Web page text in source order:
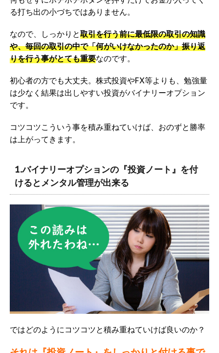
る打ち出の小づちではありません。
なので、しっかりと取引を行う前に最低限の取引の知識
や、毎回の取引の中で「何がいけなかったのか」振り返
りを行う事がとても重要なのです。
初心者の方でも大丈夫。株式投資やFX等よりも、勉強量
は少なく結果は出しやすい投資がバイナリーオプション
です。
コツコツこういう事を積み重ねていけば、おのずと勝率
は上がってきます。
1.バイナリーオプションの『投資ノート』を付
けるとメンタル管理が出来る
ではどのようにコツコツと積み重ねていけば良いのか？